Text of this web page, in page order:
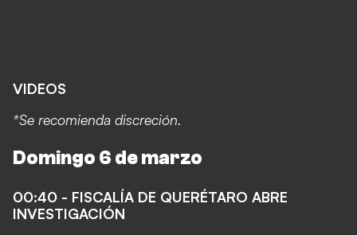
VIDEOS
*Se recomienda discreción.
Domingo 6 de marzo
00:40 - FISCALÍA DE QUERÉTARO ABRE
INVESTIGACIÓN